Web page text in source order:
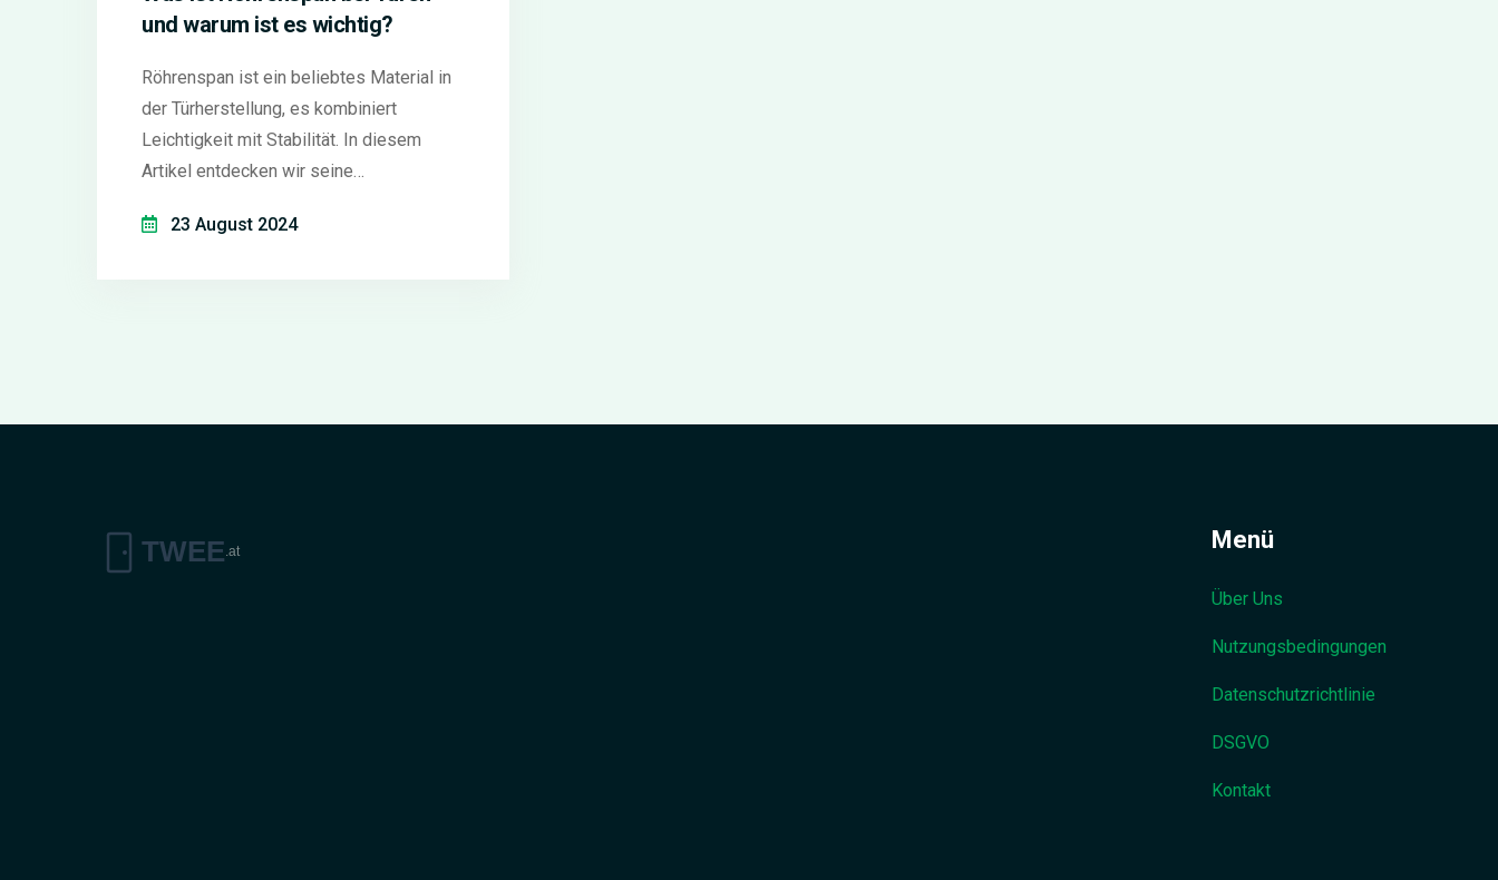
und warum ist es wichtig?
Röhrenspan ist ein beliebtes Material in
der Türherstellung, es kombiniert
Leichtigkeit mit Stabilität. In diesem
Artikel entdecken wir seine
man langlebige Türen damit herstellt.
23 August 2024
Menü
Über Uns
Nutzungsbedingungen
Datenschutzrichtlinie
DSGVO
Kontakt